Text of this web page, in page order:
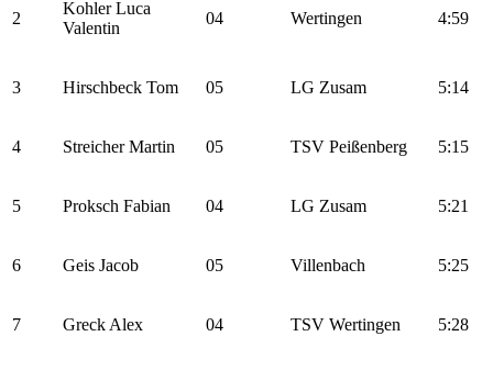
2
Kohler Luca
Valentin
04 Wertingen 4:59
3 Hirschbeck Tom 05 LG Zusam 5:14
4 Streicher Martin 05 TSV Peißenberg 5:15
5 Proksch Fabian 04 LG Zusam 5:21
6 Geis Jacob 05 Villenbach 5:25
7 Greck Alex 04 TSV Wertingen 5:28